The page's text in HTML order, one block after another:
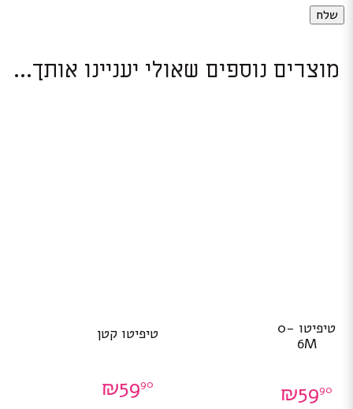
מוצרים נוספים שאולי יעניינו אותך...
טיפיטו 0-
6M
₪5990
טיפיטו קטן
₪5990